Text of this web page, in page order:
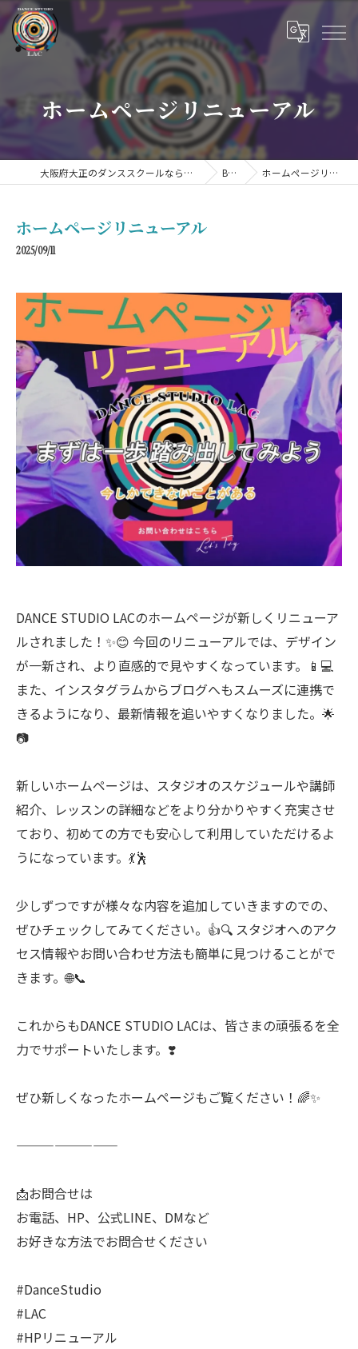
ホームページリニューアル
大阪府大正のダンススクールならDANCE STUDIO LAC BLOG ホームページリニューアル
ホームページリニューアル
2025/09/11
DANCE STUDIO LACのホームページが新しくリニューア
ルされました！✨😊 今回のリニューアルでは、デザイン
が一新され、より直感的で見やすくなっています。📱💻
また、インスタグラムからブログへもスムーズに連携で
きるようになり、最新情報を追いやすくなりました。🌟
📷
新しいホームページは、スタジオのスケジュールや講師
紹介、レッスンの詳細などをより分かりやすく充実させ
ており、初めての方でも安心して利用していただけるよ
うになっています。💃🕺
少しずつですが様々な内容を追加していきますのでの、
ぜひチェックしてみてください。👍🔍 スタジオへのアク
セス情報やお問い合わせ方法も簡単に見つけることがで
きます。🌐📞
これからもDANCE STUDIO LACは、皆さまの頑張るを全
力でサポートいたします。❣️
ぜひ新しくなったホームページもご覧ください！🌈✨
————————
📩お問合せは
お電話、HP、公式LINE、DMなど
お好きな方法でお問合せください
#DanceStudio
#LAC
#HPリニューアル